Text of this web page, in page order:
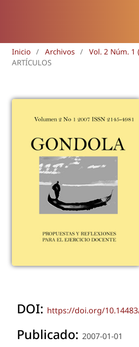
Inicio / Archivos / Vol. 2 Núm. 1
ARTÍCULOS
DOI: https://doi.org/
Publicado: 2007-01-01